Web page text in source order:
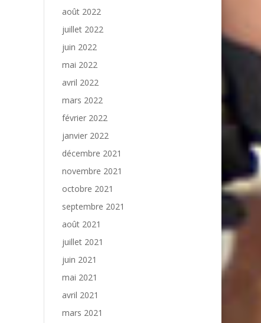
août 2022
juillet 2022
juin 2022
mai 2022
avril 2022
mars 2022
février 2022
janvier 2022
décembre 2021
novembre 2021
octobre 2021
septembre 2021
août 2021
juillet 2021
juin 2021
mai 2021
avril 2021
mars 2021